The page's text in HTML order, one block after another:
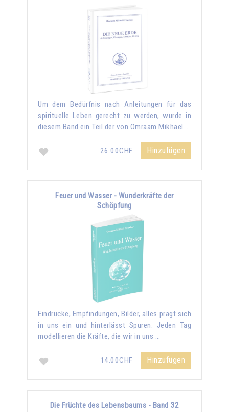
Um dem Bedürfnis nach Anleitungen für das
spirituelle Leben gerecht zu werden, wurde in
diesem Band ein Teil der von Omraam Mikhael …
26.00CHF Hinzufügen
Feuer und Wasser - Wunderkräfte der
Schöpfung
Eindrücke, Empfindungen, Bilder, alles prägt sich
in uns ein und hinterlässt Spuren. Jeden Tag
modellieren die Kräfte, die wir in uns …
14.00CHF Hinzufügen
Die Früchte des Lebensbaums - Band 32